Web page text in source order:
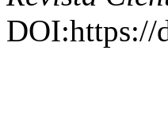
DOI:https://